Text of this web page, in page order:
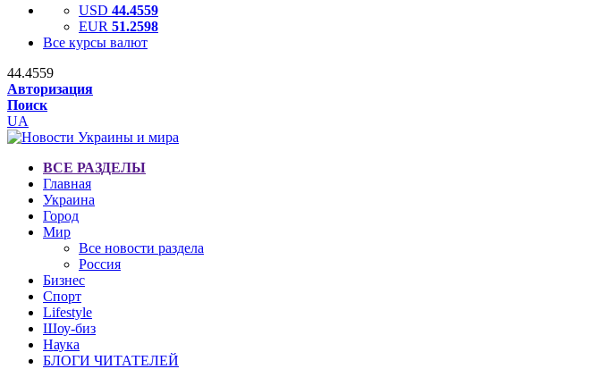
USD 44.4559
EUR 51.2598
Все курсы валют
44.4559
Авторизация
Поиск
UA
ВСЕ РАЗДЕЛЫ
Главная
Украина
Город
Мир
Все новости раздела
Россия
Бизнес
Спорт
Lifestyle
Шоу-биз
Наука
БЛОГИ ЧИТАТЕЛЕЙ